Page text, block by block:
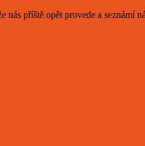
příště opět provede a seznámí